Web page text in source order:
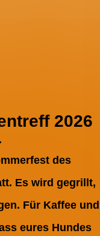
2026
des
Es wird gegrillt,
Für Kaffee und
eures Hundes